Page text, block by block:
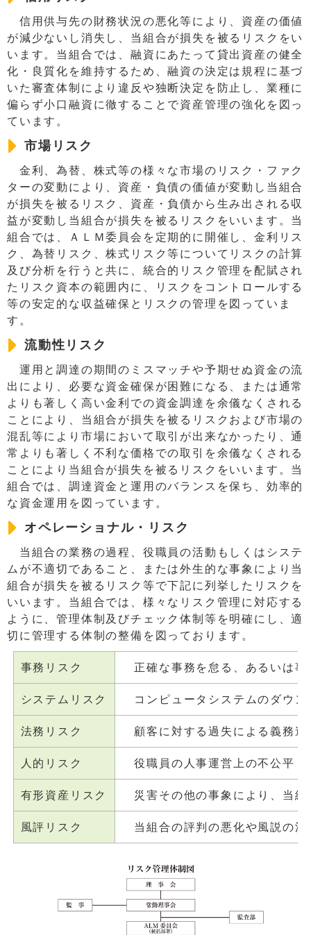
信用供与先の財務状況の悪化等により、資産の価値
が減少ないし消失し、当組合が損失を被るリスクをい
います。当組合では、融資にあたって貸出資産の健全
化・良質化を維持するため、融資の決定は規程に基づ
いた審査体制により違反や独断決定を防止し、業種に
偏らず小口融資に徹することで資産管理の強化を図っ
ています。
市場リスク
金利、為替、株式等の様々な市場のリスク・ファク
ターの変動により、資産・負債の価値が変動し当組合
が損失を被るリスク、資産・負債から生み出される収
益が変動し当組合が損失を被るリスクをいいます。当
組合では、ＡＬＭ委員会を定期的に開催し、金利リス
ク、為替リスク、株式リスク等についてリスクの計算
及び分析を行うと共に、統合的リスク管理を配賦され
たリスク資本の範囲内に、リスクをコントロールする
等の安定的な収益確保とリスクの管理を図っていま
す。
流動性リスク
運用と調達の期間のミスマッチや予期せぬ資金の流
出により、必要な資金確保が困難になる、または通常
よりも著しく高い金利での資金調達を余儀なくされる
ことにより、当組合が損失を被るリスクおよび市場の
混乱等により市場において取引が出来なかったり、通
常よりも著しく不利な価格での取引を余儀なくされる
ことにより当組合が損失を被るリスクをいいます。当
組合では、調達資金と運用のバランスを保ち、効率的
な資金運用を図っています。
オペレーショナル・リスク
当組合の業務の過程、役職員の活動もしくはシステ
ムが不適切であること、または外生的な事象により当
組合が損失を被るリスク等で下記に列挙したリスクを
いいます。当組合では、様々なリスク管理に対応する
ように、管理体制及びチェック体制等を明確にし、適
切に管理する体制の整備を図っております。
事務リスク 正確な事務を怠る、あるいは事
システムリスク コンピュータシステムのダウン
法務リスク 顧客に対する過失による義務違
人的リスク 役職員の人事運営上の不公平・
有形資産リスク 災害その他の事象により、当組
風評リスク 当組合の評判の悪化や風説の流